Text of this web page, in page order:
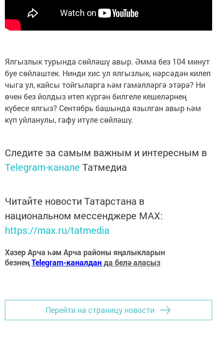
Ялгызлык турында сөйләшү авыр. Әмма без 104 минут
буе сөйләштек. Нинди хис ул ялгызлык, нәрсәдән килеп
чыга ул, кайсы тойгыларга һәм гамәлләргә этәрә? Ни
өчен без йолдыз итеп күргән билгеле кешеләрнең
күбесе ялгыз? Сентябрь башында язылган авыр һәм
күп уйланулы, гафу итүле сөйләшү.
Следите за самым важным и интересным в
Telegram-канале Татмедиа
Читайте новости Татарстана в
национальном мессенджере MАХ:
https://max.ru/tatmedia
Хәзер Арча һәм Арча районы яңалыкларын
безнеңTelegram-каналданда белә аласыз
Перейти на страницу новости